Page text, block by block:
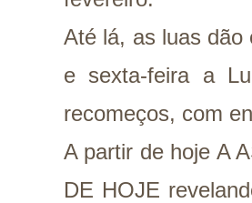
Até lá, as luas dão
e sexta-feira a
recomeços, com
A partir de hoje A
DE HOJE